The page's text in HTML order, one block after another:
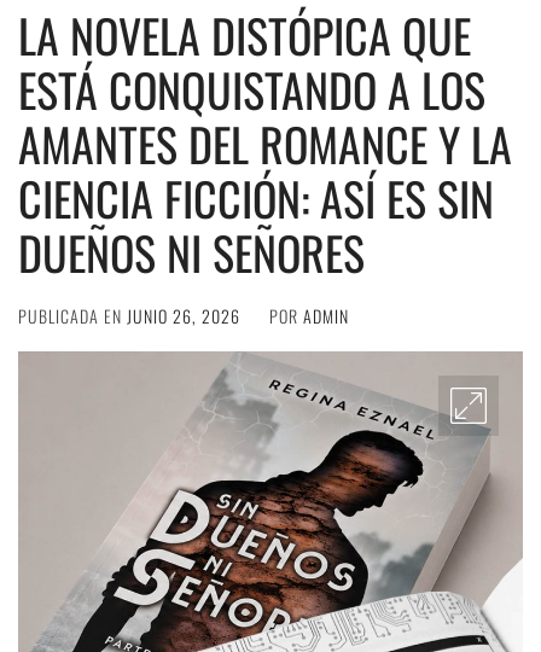
LA NOVELA DISTÓPICA QUE
ESTÁ CONQUISTANDO A LOS
AMANTES DEL ROMANCE Y LA
CIENCIA FICCIÓN: ASÍ ES SIN
DUEÑOS NI SEÑORES
PUBLICADA EN JUNIO 26, 2026 POR ADMIN